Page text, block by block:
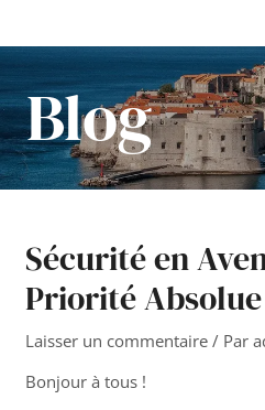
contenu
Blog
Sécurité en
Priorité Absolue
Laisser un commentaire / Par
Bonjour à tous !
articles